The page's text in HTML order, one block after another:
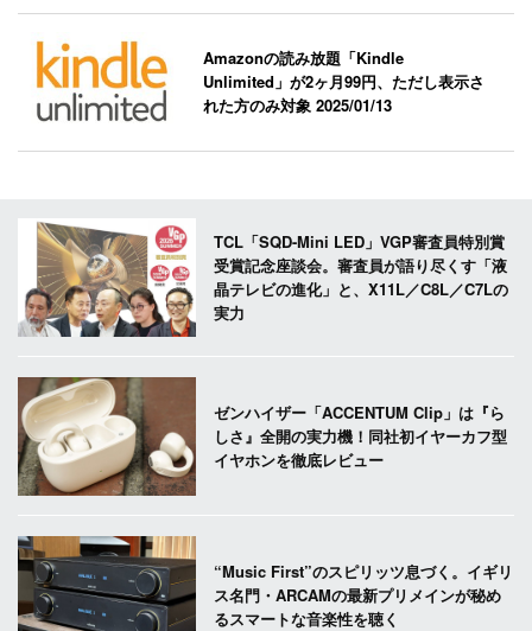
Amazonの読み放題「Kindle
Unlimited」が2ヶ月99円、ただし表示さ
れた方のみ対象2025/01/13
TCL「SQD-Mini LED」VGP審査員特別賞
受賞記念座談会。審査員が語り尽くす「液
晶テレビの進化」と、X11L／C8L／C7Lの
実力
ゼンハイザー「ACCENTUM Clip」は『ら
しさ』全開の実力機！同社初イヤーカフ型
イヤホンを徹底レビュー
“Music First”のスピリッツ息づく。イギリ
ス名門・ARCAMの最新プリメインが秘め
るスマートな音楽性を聴く